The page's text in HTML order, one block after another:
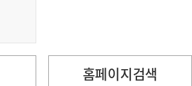
홈페이지검색